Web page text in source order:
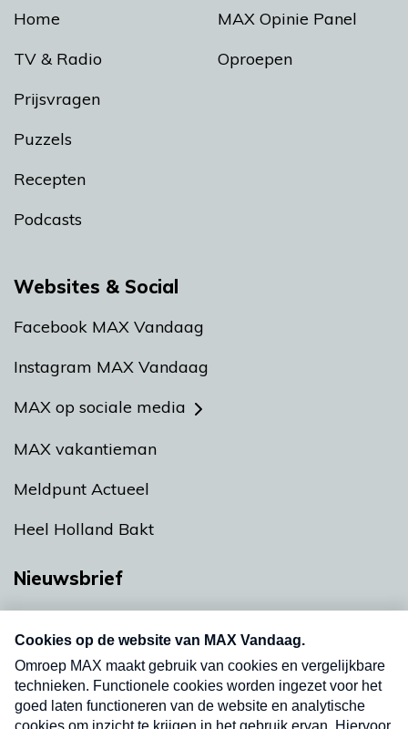
Home
TV & Radio
Prijsvragen
Puzzels
Recepten
Podcasts
MAX Opinie Panel
Oproepen
Websites & Social
Facebook MAX Vandaag
Instagram MAX Vandaag
MAX op sociale media
MAX vakantieman
Meldpunt Actueel
Heel Holland Bakt
Nieuwsbrief
nieuwsbrief. Elke vrijdag- en dinsdagochtend in
uw mailbox.
Verzend